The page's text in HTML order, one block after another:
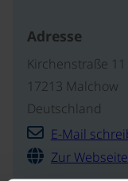
Adresse
Kirchenstraße 11
17213 Malchow
Deutschland
E-Mail
Zur Webseite